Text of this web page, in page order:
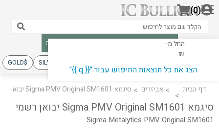
(0)
החל מ-
הצג את כל תוצאות החיפוש עבור "{{ q }}"
משלוח מבוטח · מחירים בזמן אמת · קנייה בטוחה
GOLD SILVER
דף הבית אביזרים סיגמא Sigma PMV Original SM1601 יבואן רשמי
סיגמא Sigma PMV Original SM1601 יבואן רשמי
Sigma Metalytics PMV Original SM1601